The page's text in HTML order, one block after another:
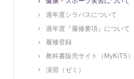
過年度シラバスについて
過年度『履修要項』について
履修登録
教科書販売サイト（MyKiTS）
演習（ゼミ）